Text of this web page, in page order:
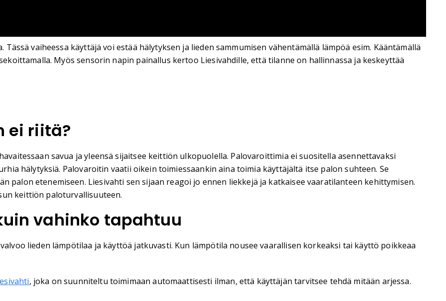
vaiheessa käyttäjä voi estää hälytyksen ja lieden sammumisen vähentämällä lämpöä esim. Kääntämällä
Myös sensorin napin painallus kertoo Liesivahdille, että tilanne on hallinnassa ja keskeyttää
ei riitä?
savua ja yleensä sijaitsee keittiön ulkopuolella. Palovaroittimia ei suositella asennettavaksi
hälytyksiä. Palovaroitin vaatii oikein toimiessaankin aina toimia käyttäjältä itse palon suhteen. Se
palon etenemiseen. Liesivahti sen sijaan reagoi jo ennen liekkejä ja katkaisee vaaratilanteen kehittymisen.
keittiön paloturvallisuuteen.
vahinko tapahtuu
lieden lämpötilaa ja käyttöä jatkuvasti. Kun lämpötila nousee vaarallisen korkeaksi tai käyttö poikkeaa
, joka on suunniteltu toimimaan automaattisesti ilman, että käyttäjän tarvitsee tehdä mitään arjessa.